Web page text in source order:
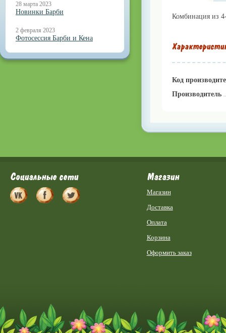
28 марта 2023
Новинки Барби
2 февраля 2023
Фотосессия Барби и Кена
Комбинация из
Код
Производитель
Социальные сети Магазин
Магазин
Доставка
Оплата
Корзина
Оформить заказ